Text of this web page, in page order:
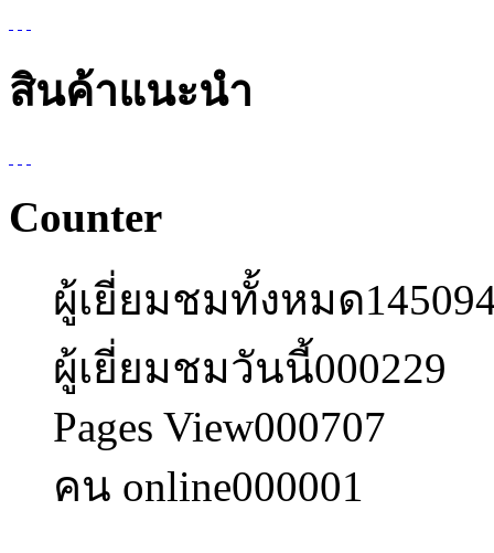
สินค้าแนะนำ
Counter
ผู้เยี่ยมชมทั้งหมด
ผู้เยี่ยมชมวันนี้000229
Pages View000707
คน online000001